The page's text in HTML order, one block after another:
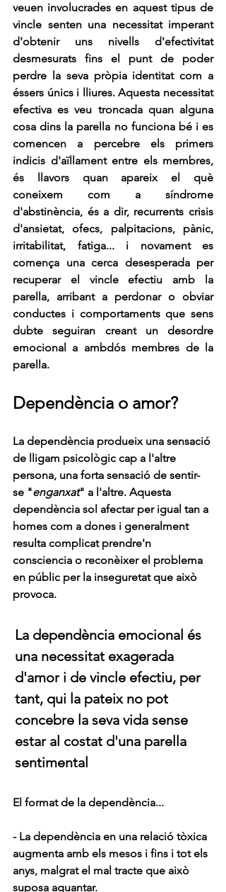
veuen involucrades en aquest tipus de
vincle senten una necessitat imperant
d'obtenir uns nivells d'efectivitat
desmesurats fins el punt de poder
perdre la seva pròpia identitat com a
éssers únics i lliures. Aquesta necessitat
efectiva es veu troncada quan alguna
cosa dins la parella no funciona bé i es
comencen a percebre els primers
indicis d'aïllament entre els membres,
és llavors quan apareix el què
coneixem com a síndrome
d'abstinència, és a dir, recurrents crisis
d'ansietat, ofecs, palpitacions, pànic,
irritabilitat, fatiga... i novament es
comença una cerca desesperada per
recuperar el vincle efectiu amb la
parella, arribant a perdonar o obviar
conductes i comportaments que sens
dubte seguiran creant un desordre
emocional a ambdós membres de la
parella.
Dependència o amor?
La dependència produeix una sensació
de lligam psicològic cap a l'altre
persona, una forta sensació de sentir-
se "enganxat" a l'altre. Aquesta
dependència sol afectar per igual tan a
homes com a dones i generalment
resulta complicat prendre'n
consciencia o reconèixer el problema
en públic per la inseguretat que això
provoca.
La dependència emocional és
una necessitat exagerada
d'amor i de vincle efectiu, per
tant, qui la pateix no pot
concebre la seva vida sense
estar al costat d'una parella
sentimental
El format de la dependència...
- La dependència en una relació tòxica
augmenta amb els mesos i fins i tot els
anys, malgrat el mal tracte que això
suposa aguantar.